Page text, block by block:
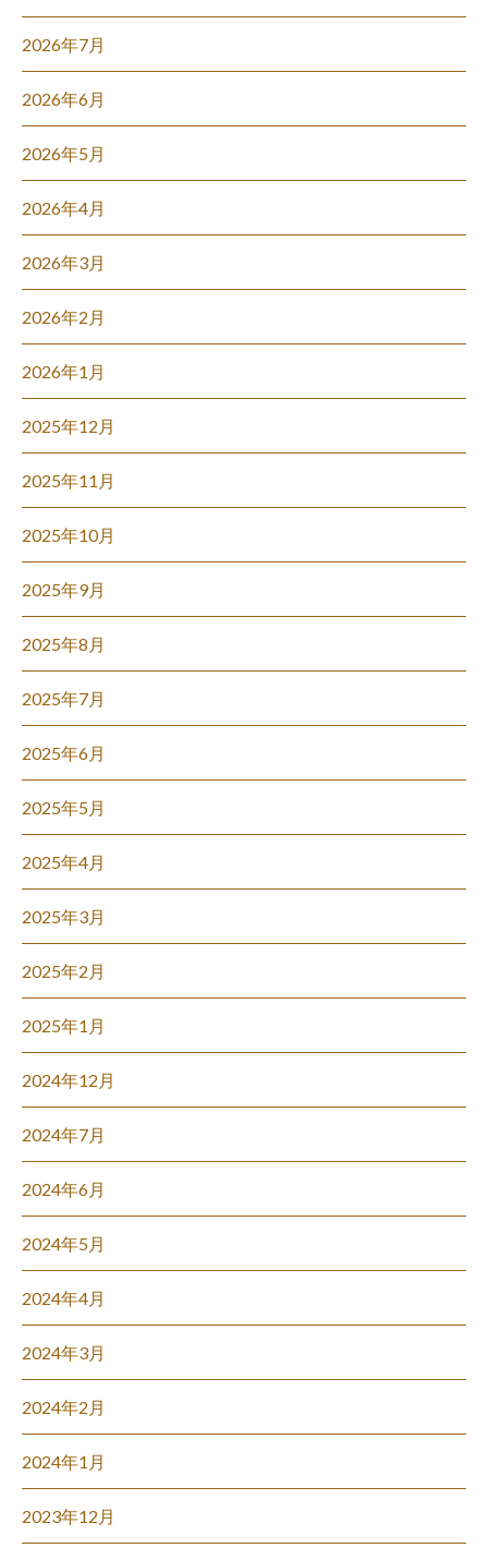
2026年7月
2026年6月
2026年5月
2026年4月
2026年3月
2026年2月
2026年1月
2025年12月
2025年11月
2025年10月
2025年9月
2025年8月
2025年7月
2025年6月
2025年5月
2025年4月
2025年3月
2025年2月
2025年1月
2024年12月
2024年7月
2024年6月
2024年5月
2024年4月
2024年3月
2024年2月
2024年1月
2023年12月